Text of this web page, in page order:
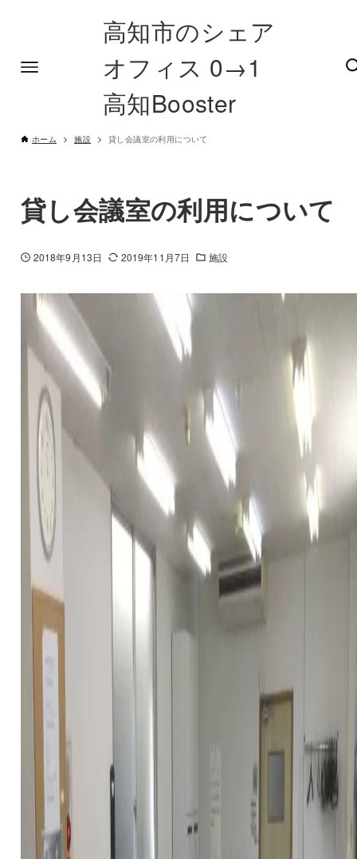
高知市のシェア
オフィス 0→1
高知Booster
ホーム 施設 貸し会議室の利用について
貸し会議室の利用について
2018年9月13日 2019年11月7日 施設